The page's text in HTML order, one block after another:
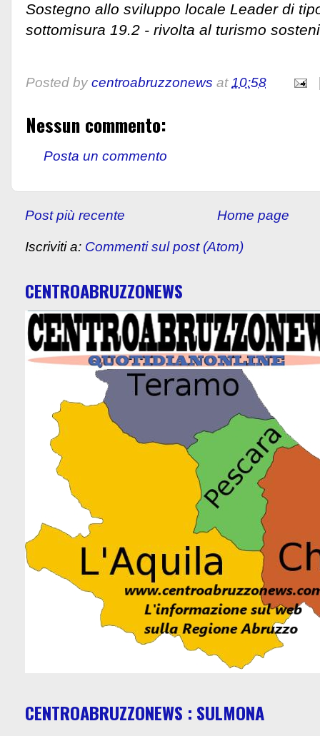
Sostegno allo sviluppo locale Leader di
sottomisura 19.2 - rivolta al turismo
Posted by centroabruzzonews at10:58
Nessun commento:
Posta un commento
Post più recente Home page
Iscriviti a: Commenti sul post (Atom)
CENTROABRUZZONEWS
CENTROABRUZZONEWS : SULMONA